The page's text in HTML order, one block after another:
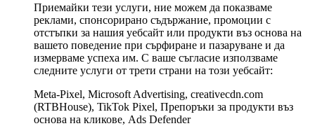
Приемайки тези услуги, ние можем да показваме
реклами, спонсорирано съдържание, промоции с
отстъпки за нашия уебсайт или продукти въз основа на
вашето поведение при сърфиране и пазаруване и да
измерваме успеха им. С ваше съгласие използваме
следните услуги от трети страни на този уебсайт:
Meta-Pixel, Microsoft Advertising, creativecdn.com
(RTBHouse), TikTok Pixel, Препоръки за продукти въз
основа на кликове, Ads Defender